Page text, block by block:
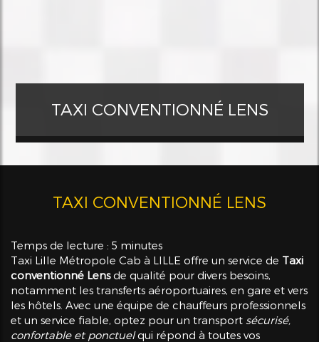
TAXI CONVENTIONNÉ LENS
TAXI CONVENTIONNÉ LENS
Temps de lecture : 5 minutes
Taxi Lille Métropole Cab à LILLE offre un service de Taxi
conventionné Lensde qualité pour divers besoins,
notamment les transferts aéroportuaires, en gare et vers
les hôtels. Avec une équipe de chauffeurs professionnels
et un service fiable, optez pour un transport sécurisé,
confortable et ponctuelqui répond à toutes vos